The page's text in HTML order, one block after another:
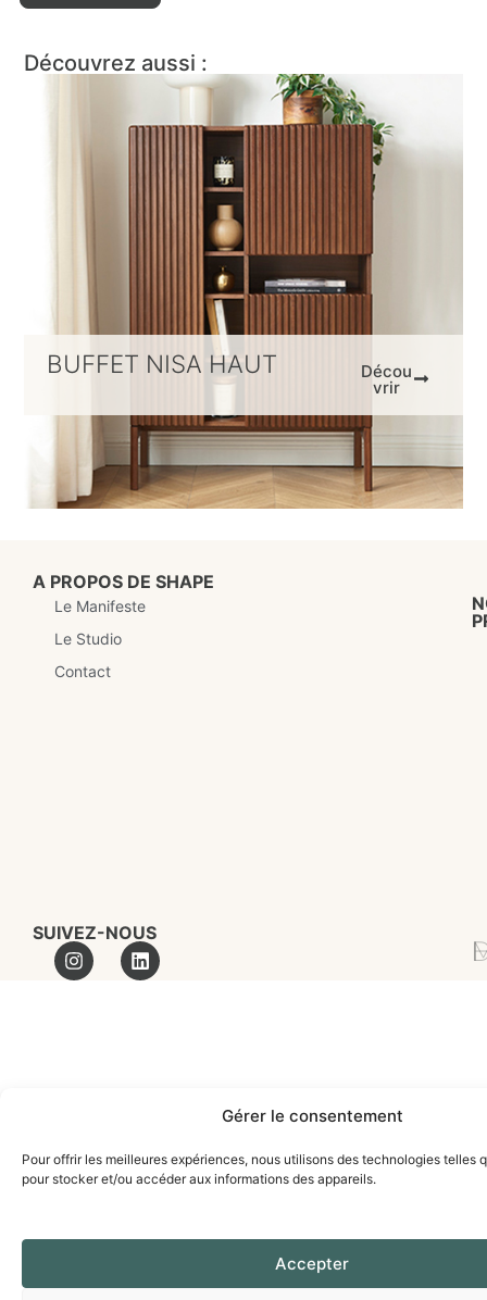
Gérer le consentement
Pour offrir les meilleures expériences, nous utilisons des technologies telles
pour stocker et/ou accéder aux informations des appareils.
Accepter
Découvrez aussi :
BUFFET NISA HAUT Décou
vrir
A PROPOS DE SHAPE
Le Manifeste
Le Studio
Contact
SUIVEZ-NOUS